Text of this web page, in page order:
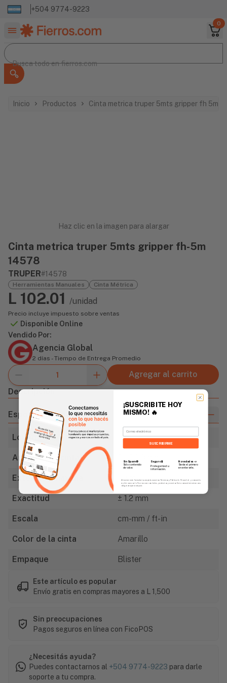
+504 9774-9223
0
Buscar productos
Busca todo en
Busca todo enfierros.com
Inicio Productos Cinta metrica truper 5mts gripper fh 5m
Haz clic en la imagen para alargar
Cinta metrica truper 5mts gripper fh-5m
14578
TRUPER#14578
Herramientas Manuales Cinta Métrica
L 102.01 /unidad
Precio incluye impuesto sobre ventas
Disponible Online
Vendido Por:
Agencia Global
2 días - Tiempo de Entrega Promedio
Agregar al carrito
Descripción
Especificaciones
Longitud 5 m (16ft)
Ancho de la cinta
Extensión máxima 1.9 m
Exactitud ± 1.2 mm
Escala cm-mm / ft-in
Color de la cinta Amarillo
Empaque Blister
Este artículo es popular
Envío gratis en compras mayores a L 1,500
Sin preocupaciones
Pagos seguros en línea con FicoPOS
¿Necesitás ayuda?
Puedes contactarnos al +504 9774-9223 para darle
soporte a tu compra.
¡SUSCRIBITE HOY
MISMO! 🔥
Email
SUSCRIBIRME
Sin Spam 🚫
Solo contenido
de valor.
Seguro 🔒
Protegemos tu
información.
Novedades📣
Serás el primero
en enterarte.
Al enviar este formulario, aceptás nuestros Términos y Política de Privacidad, y consentís
recibir correos de Fierros con novedades, productos y eventos. Este consentimiento no es
obligatorio para comprar.